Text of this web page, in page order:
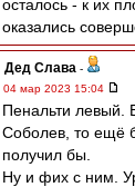
осталось - к их
оказались
Дед Слава -
04 мар 2023 15:04
Пенальти левый.
Соболев, то ещё
получил бы.
Ну и фих с ним.